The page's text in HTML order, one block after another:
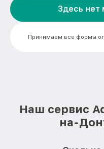
Замена операционной
моноблока Aquarius
Комплексная чистка
Aquarius
Замена HDD (замена
моноблока Aquarius
Принимаем все формы
Здесь нет
Наш сервис
на-